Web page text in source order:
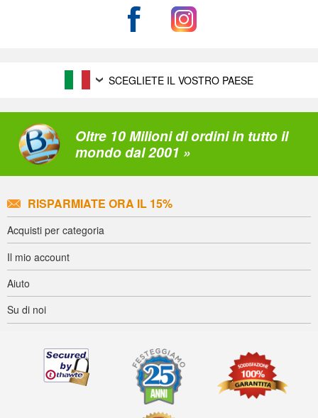
SCEGLIETE IL VOSTRO PAESE
Oltre 10 Milioni di ordini in tutto il
mondo dal 2001 »
RISPARMIATE ORA IL 15%
Acquisti per categoria
Il mio account
Aiuto
Su di noi